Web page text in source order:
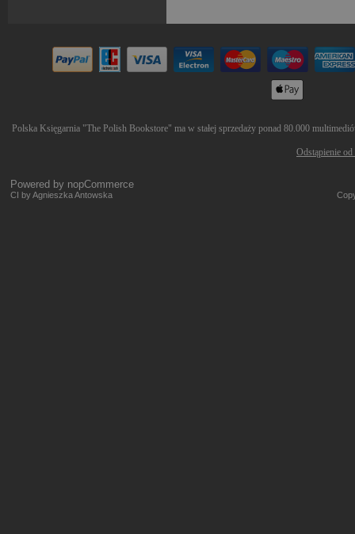
Polska Księgarnia "The Polish Bookstore" ma w stałej sprzedaży ponad 80.000
Odstąpienie
Powered by nopCommerce
CI by Agnieszka Antowska